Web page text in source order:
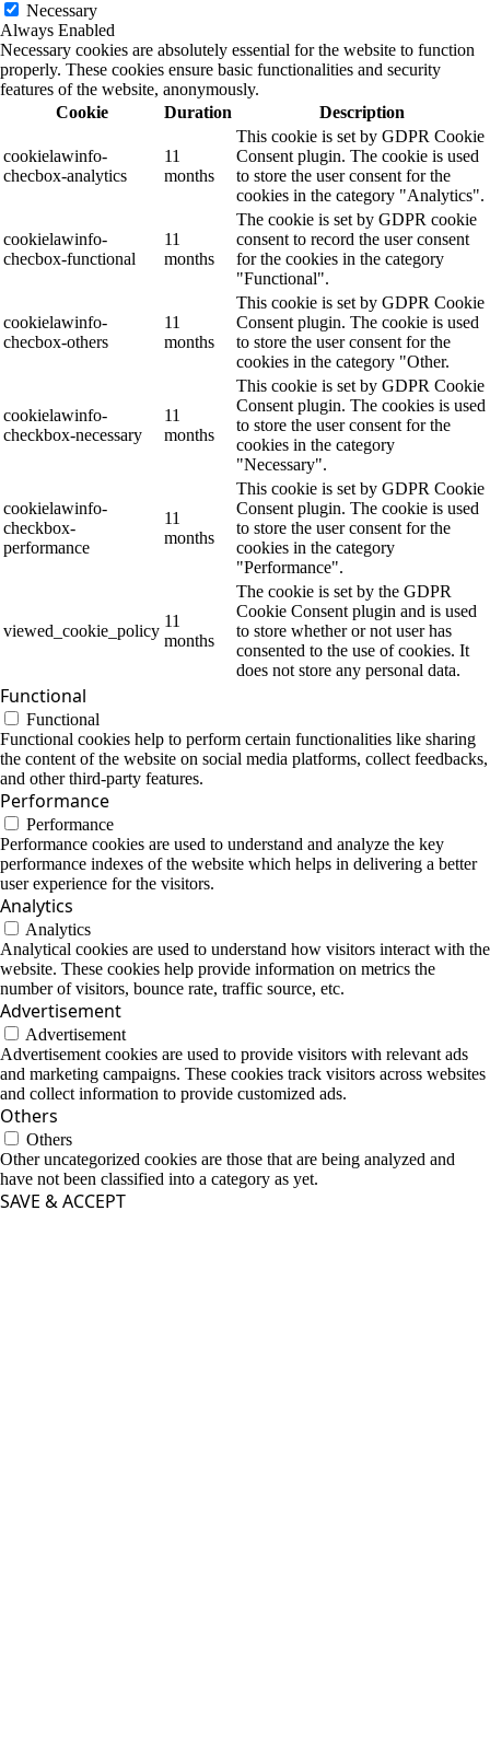
Necessary
Always Enabled
Necessary cookies are absolutely essential for the website to function
properly. These cookies ensure basic functionalities and security
features of the website, anonymously.
Cookie
Duration Description
cookielawinfo-
checbox-analytics
11
months
This cookie is set by GDPR Cookie
Consent plugin. The cookie is used
to store the user consent for the
cookies in the category "Analytics".
cookielawinfo-
checbox-functional
11
months
The cookie is set by GDPR cookie
consent to record the user consent
for the cookies in the category
"Functional".
cookielawinfo-
checbox-others
11
months
This cookie is set by GDPR Cookie
Consent plugin. The cookie is used
to store the user consent for the
cookies in the category "Other.
cookielawinfo-
checkbox-necessary
11
months
This cookie is set by GDPR Cookie
Consent plugin. The cookies is used
to store the user consent for the
cookies in the category
"Necessary".
cookielawinfo-
checkbox-
performance
11
months
This cookie is set by GDPR Cookie
Consent plugin. The cookie is used
to store the user consent for the
cookies in the category
"Performance".
viewed_cookie_policy
11
months
The cookie is set by the GDPR
Cookie Consent plugin and is used
to store whether or not user has
consented to the use of cookies. It
does not store any personal data.
Functional
Functional
Functional cookies help to perform certain functionalities like sharing
the content of the website on social media platforms, collect feedbacks,
and other third-party features.
Performance
Performance
Performance cookies are used to understand and analyze the key
performance indexes of the website which helps in delivering a better
user experience for the visitors.
Analytics
Analytics
Analytical cookies are used to understand how visitors interact with the
website. These cookies help provide information on metrics the
number of visitors, bounce rate, traffic source, etc.
Advertisement
Advertisement
Advertisement cookies are used to provide visitors with relevant ads
and marketing campaigns. These cookies track visitors across websites
and collect information to provide customized ads.
Others
Others
Other uncategorized cookies are those that are being analyzed and
have not been classified into a category as yet.
SAVE & ACCEPT